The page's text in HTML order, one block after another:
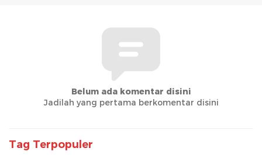
Belum ada komentar disini
Jadilah yang pertama berkomentar disini
Tag Terpopuler